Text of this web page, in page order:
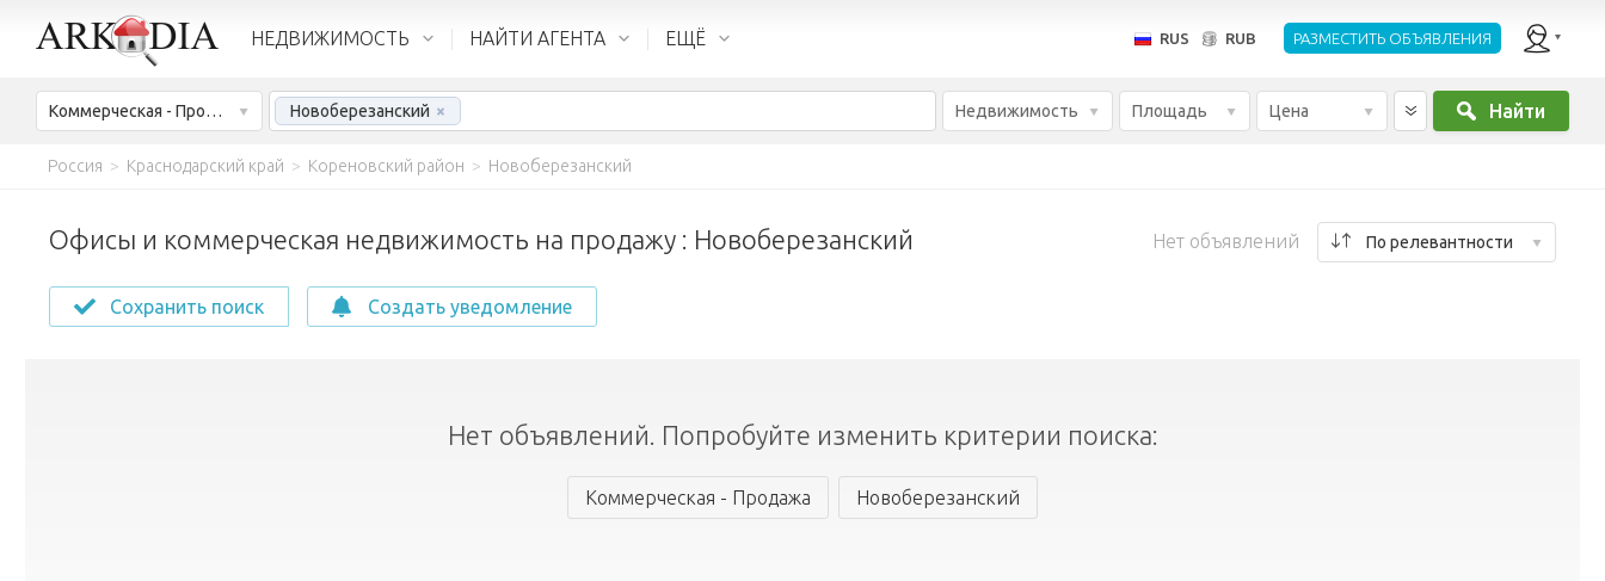
НЕДВИЖИМОСТЬ НАЙТИ АГЕНТА ЕЩЁ RUS RUB РАЗМЕСТИТЬ ОБЪЯВЛЕНИЯ
Коммерческая - Продажа Новоберезанский × Недвижимость Площадь Цена Найти
Россия > Краснодарский край > Кореновский район > Новоберезанский
Офисы и коммерческая недвижимость на продажу : Новоберезанский Нет объявлений По релевантности
Сохранить поиск Создать уведомление
Нет объявлений. Попробуйте изменить критерии поиска:
Коммерческая - Продажа Новоберезанский